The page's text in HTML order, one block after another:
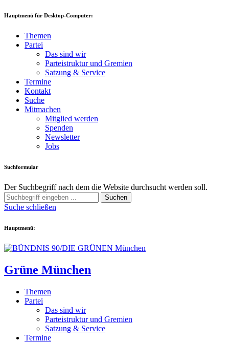
Hauptmenü für Desktop-Computer:
Themen
Partei
Das sind wir
Parteistruktur und Gremien
Satzung & Service
Termine
Kontakt
Suche
Mitmachen
Mitglied werden
Spenden
Newsletter
Jobs
Suchformular
Der Suchbegriff nach dem die Website durchsucht werden soll.
Suchen
Suche schließen
Hauptmenü:
Grüne München
Themen
Partei
Das sind wir
Parteistruktur und Gremien
Satzung & Service
Termine